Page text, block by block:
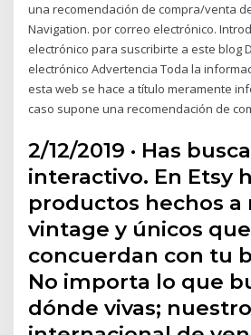
una recomendación de compra/venta
Navigation. por correo electrónico.
electrónico para suscribirte a este blog
electrónico Advertencia Toda la
esta web se hace a título meramente
caso supone una recomendación de
2/12/2019 · Has
interactivo. En Etsy
productos hechos a
vintage y únicos que
concuerdan con tu
No importa lo que
dónde vivas;